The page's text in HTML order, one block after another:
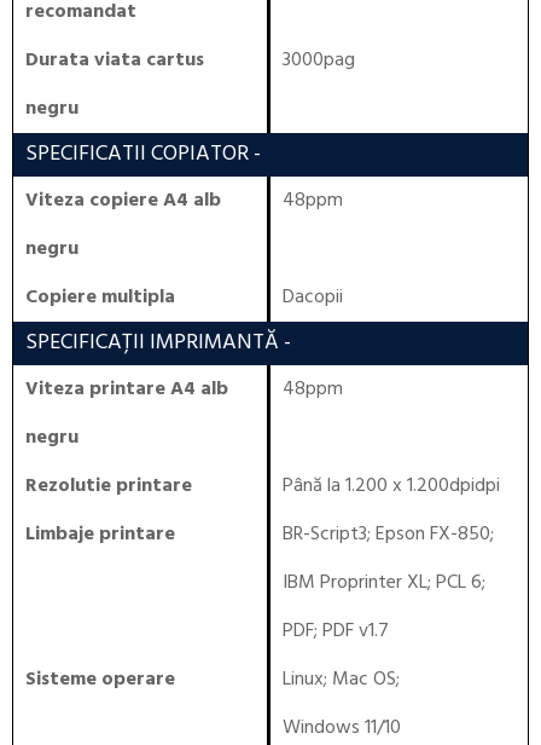
recomandat
Durata viata cartus
negru
3000pag
SPECIFICATII COPIATOR-
Viteza copiere A4 alb
negru
48ppm
Copiere multipla Dacopii
SPECIFICAȚII IMPRIMANTĂ -
Viteza printare A4 alb
negru
48ppm
Rezolutie printare
Până la 1.200 x 1.200dpidpi
Limbaje printare
BR-Script3;Epson FX-850;
IBM Proprinter XL;PCL 6;
PDF;PDF v1.7
Sisteme operare
Linux; Mac OS;
Windows 11/10